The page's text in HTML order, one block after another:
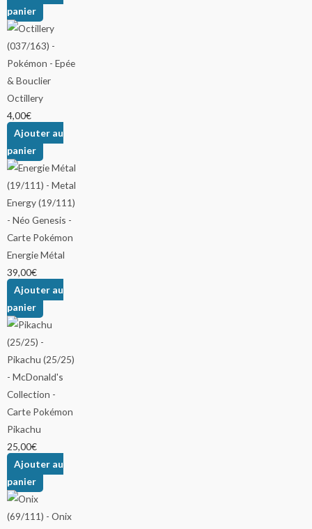
panier
Octillery
4,00€
Ajouter au
panier
Energie Métal
39,00€
Ajouter au
panier
Pikachu
25,00€
Ajouter au
panier